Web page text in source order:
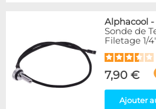
Alphacool -
Sonde de
Filetage 1/
7,90 €
Ajouter